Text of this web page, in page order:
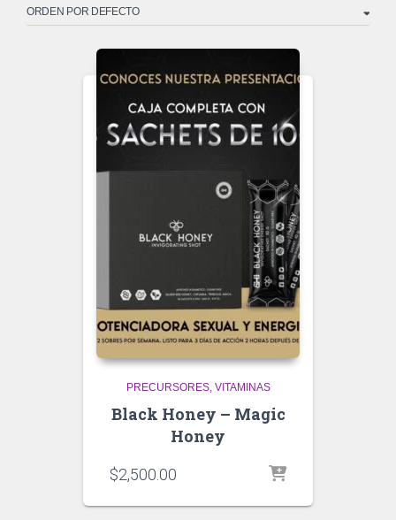
PRECURSORES VITAMINAS
Black Honey – Magic
Honey
$2,500.00